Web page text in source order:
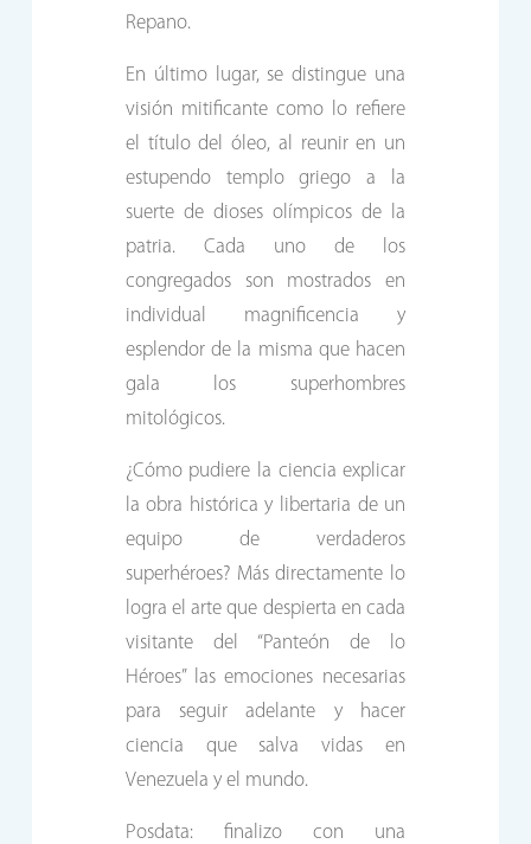
Repano.
En último lugar, se distingue una
visión mitificante como lo refiere
el título del óleo, al reunir en un
estupendo templo griego a la
suerte de dioses olímpicos de la
patria. Cada uno de los
congregados son mostrados en
individual magnificencia y
esplendor de la misma que hacen
gala los superhombres
mitológicos.
¿Cómo pudiere la ciencia explicar
la obra histórica y libertaria de un
equipo de verdaderos
superhéroes? Más directamente lo
logra el arte que despierta en cada
visitante del “Panteón de lo
Héroes” las emociones necesarias
para seguir adelante y hacer
ciencia que salva vidas en
Venezuela y el mundo.
Posdata: finalizo con una